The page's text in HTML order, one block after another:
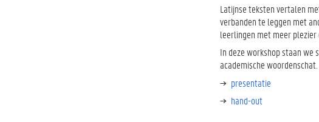
Latijnse teksten vertalen
verbanden te leggen met
leerlingen met meer plezier
In deze workshop staan we
academische woordenschat.
presentatie
hand-out